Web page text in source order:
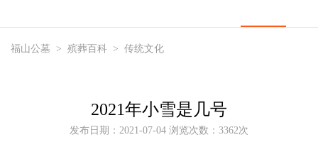
福山公墓 > 殡葬百科 > 传统文化
2021年小雪是几号
发布日期：2021-07-04 浏览次数：3362次